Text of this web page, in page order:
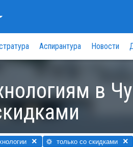
Аспирантура Новости
в
× только со скидками ×